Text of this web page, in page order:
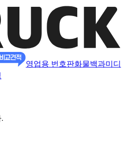
영업용 번호판화물백과미디